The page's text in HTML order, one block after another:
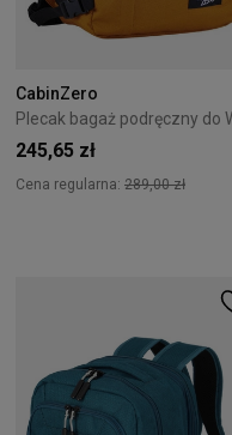
CabinZero
245,65 zł
Cena regularna: 289,00 zł